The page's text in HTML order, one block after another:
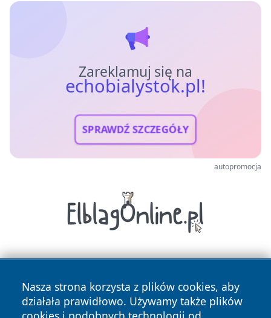
Zareklamuj się na
echobialystok.pl!
SPRAWDŹ SZCZEGÓŁY
autopromocja
Nasza strona korzysta z plików cookies, aby
działała prawidłowo. Używamy także plików